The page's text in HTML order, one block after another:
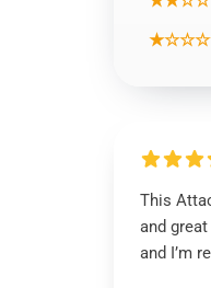
This
and
and I’m